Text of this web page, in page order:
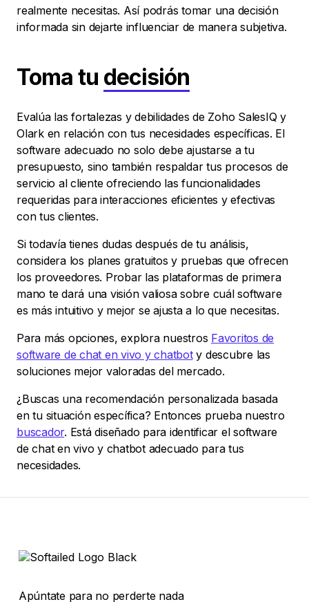
realmente necesitas. Así podrás tomar una decisión
informada sin dejarte influenciar de manera subjetiva.
Toma tu decisión
Evalúa las fortalezas y debilidades de Zoho SalesIQ y
Olark en relación con tus necesidades específicas. El
software adecuado no solo debe ajustarse a tu
presupuesto, sino también respaldar tus procesos de
servicio al cliente ofreciendo las funcionalidades
requeridas para interacciones eficientes y efectivas
con tus clientes.
Si todavía tienes dudas después de tu análisis,
considera los planes gratuitos y pruebas que ofrecen
los proveedores. Probar las plataformas de primera
mano te dará una visión valiosa sobre cuál software
es más intuitivo y mejor se ajusta a lo que necesitas.
Para más opciones, explora nuestros Favoritos de
software de chat en vivo y chatboty descubre las
soluciones mejor valoradas del mercado.
¿Buscas una recomendación personalizada basada
en tu situación específica? Entonces prueba nuestro
buscador. Está diseñado para identificar el software
de chat en vivo y chatbot adecuado para tus
necesidades.
Apúntate para no perderte nada